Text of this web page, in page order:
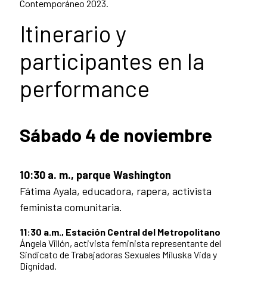
Contemporáneo 2023.
Itinerario y
participantes en la
performance
Sábado 4 de noviembre
10:30 a. m., parque Washington
Fátima Ayala, educadora, rapera, activista
feminista comunitaria.
11:30 a.m., Estación Central del Metropolitano
Ángela Villón, activista feminista representante del
Sindicato de Trabajadoras Sexuales Miluska Vida y
Dignidad.